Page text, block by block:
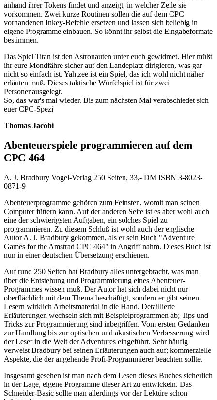
anhand ihrer Tokens findet und anzeigt, in welcher Zeile sie
vorkommen. Zwei kurze Routinen sollen die auf dem CPC
vorhandenen Inkey-Befehle ersetzen und lassen sich beliebig in
eigene Programme einbauen. So könnt ihr selbst die Eingabeformate
bestimmen.
Das Spiel Titan ist den Astronauten unter euch gewidmet. Hier müßt
ihr eure Mondfähre sicher auf den Landeplatz dirigieren, was gar
nicht so einfach ist. Yahtzee ist ein Spiel, das ich wohl nicht näher
erläuten muß. Dieses taktische Würfelspiel ist für zwei
Personenausgelegt.
So, das war's mal wieder. Bis zum nächsten Mal verabschiedet sich
euer CPC-Spezi
Thomas Jacobi
Abenteuerspiele programmieren auf dem
CPC 464
A. J. Bradbury Vogel-Verlag 250 Seiten, 33,- DM ISBN 3-8023-
0871-9
Abenteuerprogramme gehören zum Feinsten, womit man seinen
Computer füttern kann. Auf der anderen Seite ist es aber wohl auch
eine der schwierigsten Aufgaben, ein solches Spiel zu
programmieren. Zu diesem Schluß ist wohl auch der englische
Autor A. J. Bradbury gekommen, als er sein Buch "Adventure
Games for the Amstrad CPC 464" in Angriff nahm. Dieses Buch ist
nun in einer deutschen Übersetzung erschienen.
Auf rund 250 Seiten hat Bradbury alles untergebracht, was man
über die Entstehung und Programmierung eines Abenteuer-
Programmes wissen muß. Der Autor hat sich dabei nicht nur
oberflächlich mit dem Thema beschäftigt, sondern er gibt seinen
Lesern wirklich Arbeitsmaterial in die Hand. Detaillierte
Erläuterungen wechseln sich mit Beispielprogrammen ab; Tips und
Tricks zur Programmierung sind inbegriffen. Vom ersten Gedanken
zur Handlung bis zur optischen und akustischen Verbesserung wird
der Leser in die Welt der Adventures eingeführt. Sehr häufig
verweist Bradbury bei seinen Erläuterungen auch auf; kommerzielle
Aspekte, die der angehende Profi-Programmierer beachten sollte.
Insgesamt gesehen ist man nach dem Lesen dieses Buches sicherlich
in der Lage, eigene Programme dieser Art zu entwickeln. Das
Schneider-Basic sollte man allerdings vor der Lektüre schon